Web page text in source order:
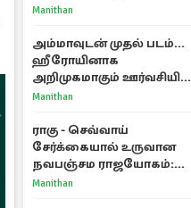
Manithan
அம்மாவுடன் முதல் படம்...
ஹீரோயினாக
அறிமுகமாகும் ஊர்வசியின்
மகள் தேஜலட்சுமி!
Manithan
ராகு - செவ்வாய்
சேர்க்கையால் உருவான
நவபஞ்சம ராஜயோகம்:
அதிர்ஷ்டம் பெறும் 3
Manithan